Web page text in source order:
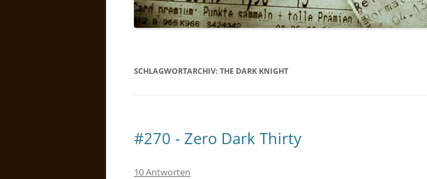
SCHLAGWORTARCHIV: THE DARK KNIGHT
#270 - Zero Dark Thirty
10 Antworten